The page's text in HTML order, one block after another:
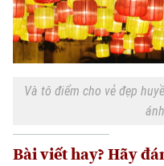
Và tô điểm cho vẻ đẹp
Bài viết hay? Hãy